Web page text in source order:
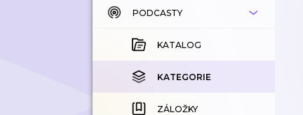
KATALOG
KOUPENÉ
KATEGORIE
ZÁLOŽKY
PODCASTY
KATALOG
KATEGORIE
ZÁLOŽKY